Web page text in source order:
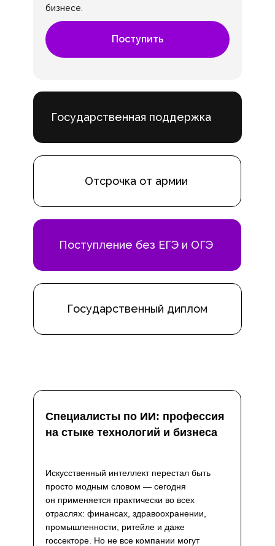
бизнесе.
Поступить
Государственный диплом
Отсрочка от армии
Государственная поддержка
Поступление без ЕГЭ и ОГЭ
Специалисты по ИИ: профессия
на стыке технологий и бизнеса
Искусственный интеллект перестал быть
просто модным словом — сегодня
он применяется практически во всех
отраслях: финансах, здравоохранении,
промышленности, ритейле и даже
госсекторе. Но не все компании могут